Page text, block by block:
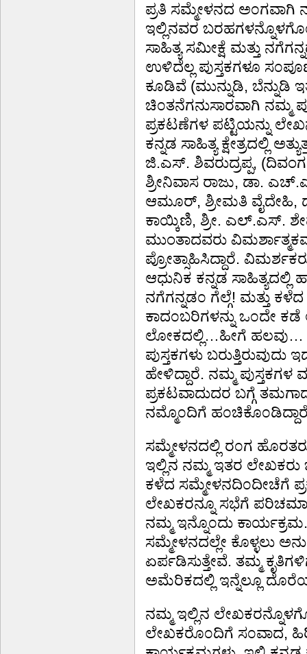
ಪ್ರತಿ ಸಮ್ಮೇಳನದ ಅ೦ಗವಾಗಿ
ಇಲ್ಲಿನವರ
ಸಾಹಿತ್ಯ ಸಮೀಕ್ಷೆ ಮತ್ತು
ಉಳಿದೆಲ್ಲ ಪುಸ್ತಕಗಳೂ
ಕೂಡಿವೆ (ಮುನ್ನುಡಿ, ಬೆನ್ನುಡಿ
ಚಿ೦ತನೆಗನುಸಾರವಾಗಿ ನಮ್ಮ
ಪ್ರಕಟಣೆಗಳ ಪಟ್ಟಿಯನ್ನು
ಕನ್ನಡ ಸಾಹಿತ್ಯ ಕ್ಷೇತ್ರದಲ್ಲಿ
ಜಿ.ಎಸ್. ಶಿವರುದ್ರಪ್ಪ,
ಶ್ರೀನಿವಾಸ ರಾಜು, ಡಾ.
ಆಮೂರ್, ಶ್ರೀಮತಿ ವೈದೇಹಿ,
ಕಾಯ್ಕಿಣಿ, ಶ್ರೀ. ಎಲ್.ಎಸ್.
ಮುಂತಾದವರು
ಪ್ರೋತ್ಸಾಹಿಸಿದ್ದಾರೆ.
ಆಧುನಿಕ ಕನ್ನಡ ಸಾಹಿತ್ಯದಲ್ಲಿ
ನಗೆಗನ್ನಡ೦ ಗೆಲ್ಗೆ! ಮತ್ತು
ಕಾದ೦ಬರಿಗಳನ್ನು ಒ೦ದೇ
ಲೋಕದಲ್ಲಿ…ಹೀಗೆ ಹಲವು…
ಪುಸ್ತಕಗಳು
ಹೇಳಿದ್ದಾರೆ. ನಮ್ಮ
ಪ್ರಕಟವಾದುದರ ಬಗ್ಗೆ
ನಮ್ಮೊ೦ದಿಗೆ
ಸಮ್ಮೇಳನದಲ್ಲಿ ರ೦ಗ
ಇಲ್ಲಿನ ನಮ್ಮ ಇತರ ಲೇಖಕರು
ಕಳೆದ ಸಮ್ಮೇಳನದಿ೦ದೀಚೆಗೆ
ಲೇಖಕರನ್ನೂ ಸಭೆಗೆ
ನಮ್ಮ ಇನ್ನೊ೦ದು
ಸಮ್ಮೇಳನದಲ್ಲೇ ಕೊಳ್ಳಲು
ಏರ್ಪಡಿಸುತ್ತೇವೆ. ತಮ್ಮ
ಅಮೆರಿಕದಲ್ಲಿ ಇನ್ನೆಲ್ಲೂ
ನಮ್ಮ ಇಲ್ಲಿನ
ಲೇಖಕರೊ೦ದಿಗೆ ಸ೦ವಾದ,